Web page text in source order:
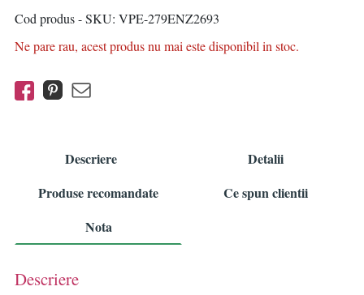
Cod produs - SKU VPE-279ENZ2693
Ne pare rau, acest produs nu mai este disponibil in stoc.
Descriere
Detalii
Produse recomandate
Ce spun clientii
Nota
Descriere